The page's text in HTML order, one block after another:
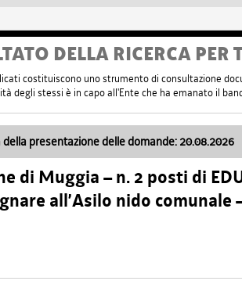
DELLA RICERCA
costituiscono uno strumento di consultazione
degli stessi è in capo all'Ente che ha emanato il
della presentazione delle domande: 20.08.2026
di Muggia – n. 2 posti di
all’Asilo nido comunale